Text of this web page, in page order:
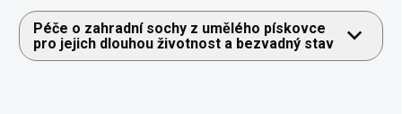
Péče o zahradní sochy z umělého pískovce
pro jejich dlouhou životnost a bezvadný stav